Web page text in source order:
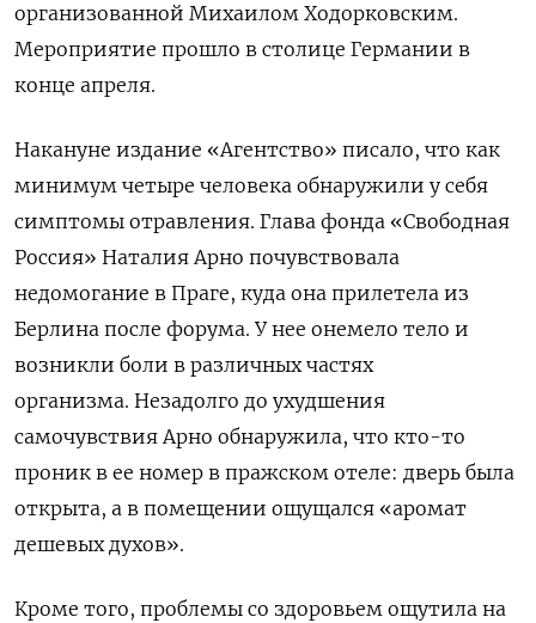
организованной Михаилом Ходорковским.
Мероприятие прошло в столице Германии в
конце апреля.
Накануне издание «Агентство» писало, что как
минимум четыре человека обнаружили у себя
симптомы отравления. Глава фонда «Свободная
Россия» Наталия Арно почувствовала
недомогание в Праге, куда она прилетела из
Берлина после форума. У нее онемело тело и
возникли боли в различных частях
организма. Незадолго до ухудшения
самочувствия Арно обнаружила, что кто-то
проник в ее номер в пражском отеле: дверь была
открыта, а в помещении ощущался «аромат
дешевых духов».
Кроме того, проблемы со здоровьем ощутила на